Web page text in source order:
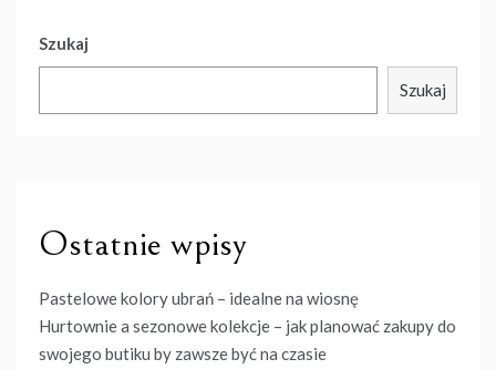
Szukaj
Szukaj
Ostatnie wpisy
Pastelowe kolory ubrań – idealne na wiosnę
Hurtownie a sezonowe kolekcje – jak planować zakupy do
swojego butiku by zawsze być na czasie